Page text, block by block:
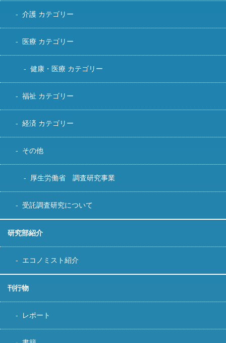
介護 カテゴリー
医療 カテゴリー
健康・医療 カテゴリー
福祉 カテゴリー
経済 カテゴリー
その他
厚生労働省 調査研究事業
受託調査研究について
研究部紹介
エコノミスト紹介
刊行物
レポート